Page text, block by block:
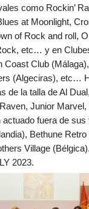
como Rockin’
at Moonlight,
of Rock and roll,
etc… y en
Coast Club
(Algeciras), etc…
de la talla de Al
Junior
fuera de sus
Bethune
Village
2023.